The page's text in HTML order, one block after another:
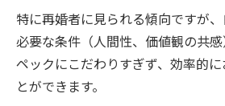
特に再婚者に見られる傾向ですが
必要な条件（人間性、価値観の共
ペックにこだわりすぎず、効率的
とができます。